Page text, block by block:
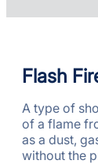
Flash
A type of
of a flame
as a dust,
without the